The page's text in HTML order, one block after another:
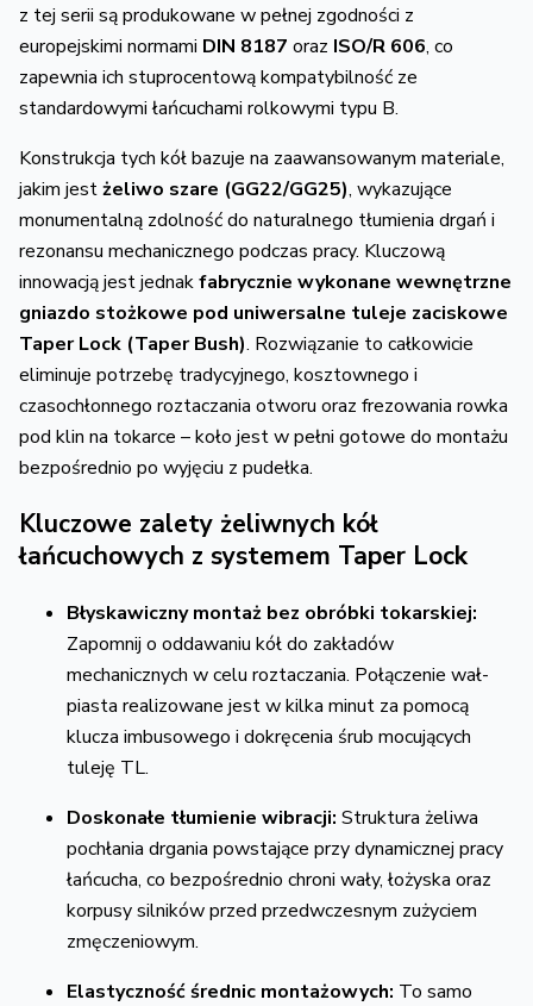
z tej serii są produkowane w pełnej zgodności z
europejskimi normami DIN 8187 oraz ISO/R 606, co
zapewnia ich stuprocentową kompatybilność ze
standardowymi łańcuchami rolkowymi typu B.
Konstrukcja tych kół bazuje na zaawansowanym materiale,
jakim jestżeliwo szare (GG22/GG25), wykazujące
monumentalną zdolność do naturalnego tłumienia drgań i
rezonansu mechanicznego podczas pracy. Kluczową
innowacją jest jednakfabrycznie wykonane wewnętrzne
gniazdo stożkowe pod uniwersalne tuleje zaciskowe
Taper Lock (Taper Bush). Rozwiązanie to całkowicie
eliminuje potrzebę tradycyjnego, kosztownego i
czasochłonnego roztaczania otworu oraz frezowania rowka
pod klin na tokarce – koło jest w pełni gotowe do montażu
bezpośrednio po wyjęciu z pudełka.
Kluczowe zalety żeliwnych kół
łańcuchowych z systemem Taper Lock
Błyskawiczny montaż bez obróbki tokarskiej:
Zapomnij o oddawaniu kół do zakładów
mechanicznych w celu roztaczania. Połączenie wał-
piasta realizowane jest w kilka minut za pomocą
klucza imbusowego i dokręcenia śrub mocujących
tuleję TL.
Doskonałe tłumienie wibracji: Struktura żeliwa
pochłania drgania powstające przy dynamicznej pracy
łańcucha, co bezpośrednio chroni wały,łożyska oraz
korpusy silników przed przedwczesnym zużyciem
zmęczeniowym.
Elastyczność średnic montażowych: To samo